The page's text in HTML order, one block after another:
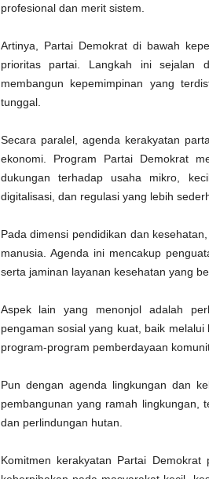
profesional dan merit sistem.
Artinya, Partai Demokrat di bawah
prioritas partai. Langkah ini sejalan
membangun kepemimpinan yang
tunggal.
Secara paralel, agenda kerakyatan
ekonomi. Program Partai Demokrat
dukungan terhadap usaha mikro,
digitalisasi, dan regulasi yang lebih
Pada dimensi pendidikan dan
manusia. Agenda ini mencakup
serta jaminan layanan kesehatan yang
Aspek lain yang menonjol adalah
pengaman sosial yang kuat, baik
program-program pemberdayaan
Pun dengan agenda lingkungan dan
pembangunan yang ramah lingkungan,
dan perlindungan hutan.
Komitmen kerakyatan Partai